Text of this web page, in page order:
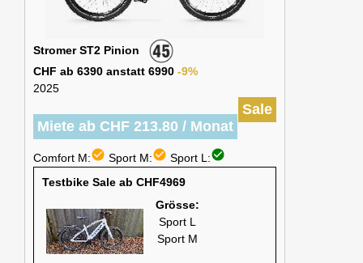
Stromer ST2 Pinion
CHF ab 6390 anstatt 6990 -9%
2025
Sale
Miete ab CHF 213.80 / Monat
Comfort M:check_circle Sport M:check_circle Sport L:check_circle
Testbike Sale ab CHF4969
Grösse:
Sport L
Sport M